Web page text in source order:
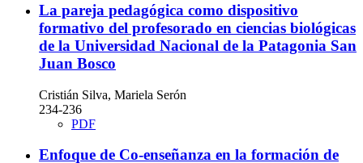
La pareja pedagógica como dispositivo
formativo del profesorado en ciencias biológicas
de la Universidad Nacional de la Patagonia San
Juan Bosco
Cristián Silva, Mariela Serón
234-236
PDF
Enfoque de Co-enseñanza en la formación de